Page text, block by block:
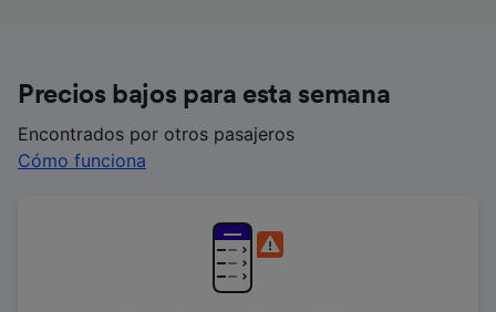
Precios bajos para esta semana
Encontrados por otros pasajeros
Cómo funciona